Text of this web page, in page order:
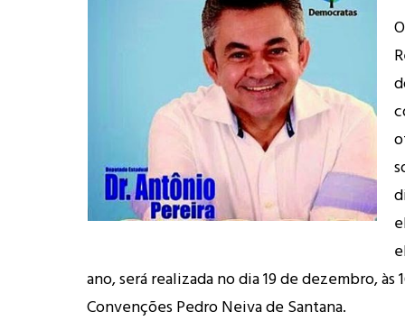
ano, será realizada no dia 19 de dezembro, às
Convenções Pedro Neiva de Santana.